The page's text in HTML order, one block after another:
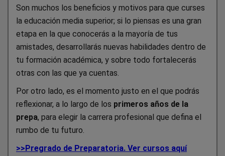
Son muchos los beneficios y motivos para que curses
la educación media superior; si lo piensas es una gran
etapa en la que conocerás a la mayoría de tus
amistades, desarrollarás nuevas habilidades dentro de
tu formación académica, y sobre todo fortalecerás
otras con las que ya cuentas.
Por otro lado, es el momento justo en el que podrás
reflexionar, a lo largo de los primeros años de la
prepa, para elegir la carrera profesional que defina el
rumbo de tu futuro.
>>Pregrado de Preparatoria. Ver cursos aquí